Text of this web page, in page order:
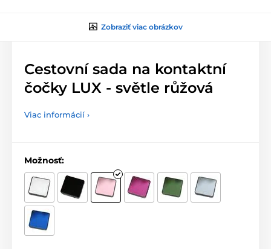
Zobraziť viac obrázkov
Cestovní sada na kontaktní
čočky LUX - světle růžová
Viac informácií ›
Možnosť: